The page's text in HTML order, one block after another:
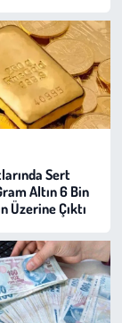
Sert
Altın 6 Bin
Üzerine Çıktı